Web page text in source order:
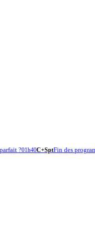
?01h40C+SptFin des